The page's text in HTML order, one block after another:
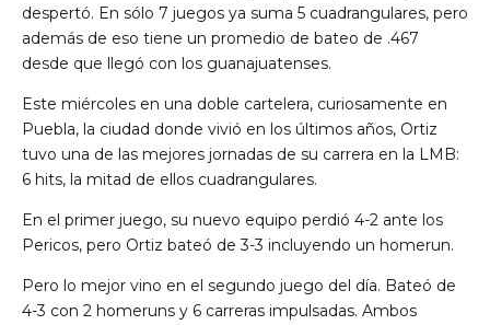
despertó. En sólo 7 juegos ya suma 5 cuadrangulares, pero
además de eso tiene un promedio de bateo de .467
desde que llegó con los guanajuatenses.
Este miércoles en una doble cartelera, curiosamente en
Puebla, la ciudad donde vivió en los últimos años, Ortiz
tuvo una de las mejores jornadas de su carrera en la LMB:
6 hits, la mitad de ellos cuadrangulares.
En el primer juego, su nuevo equipo perdió 4-2 ante los
Pericos, pero Ortiz bateó de 3-3 incluyendo un homerun.
Pero lo mejor vino en el segundo juego del día. Bateó de
4-3 con 2 homeruns y 6 carreras impulsadas. Ambos